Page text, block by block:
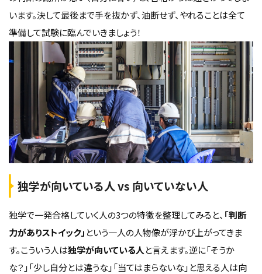
います。決して最後まで手を抜かず、油断せず、やれることは全て
準備して試験に臨んでいきましょう！
独学が向いている人 vs 向いていない人
独学で一発合格していく人の3つの特徴を整理してみると、 「判断
力がありストイック」 という一人の人物像が浮かび上がってきま
す。こういう人は独学が向いている人 と言えます。逆に「そうか
な？」「少し自分とは違うな」「当てはまらないな」と思える人は向